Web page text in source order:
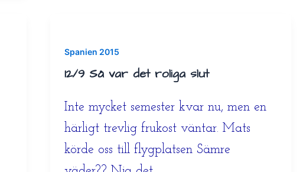
Spanien 2015
12/9 Så var det roliga slut
Inte mycket semester kvar nu, men en
härligt trevlig frukost väntar. Mats
körde oss till flygplatsen Sämre